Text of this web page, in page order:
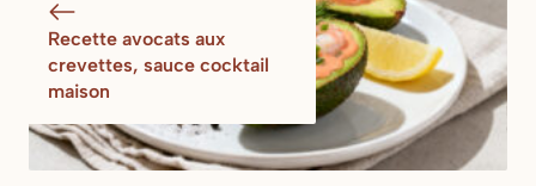
Recette avocats aux
crevettes, sauce cocktail
maison